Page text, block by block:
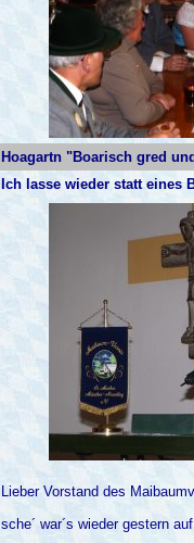
Hoagartn "Boarisch gred
Ich lasse wieder statt eines
Lieber Vorstand des
sche´ war´s wieder gestern